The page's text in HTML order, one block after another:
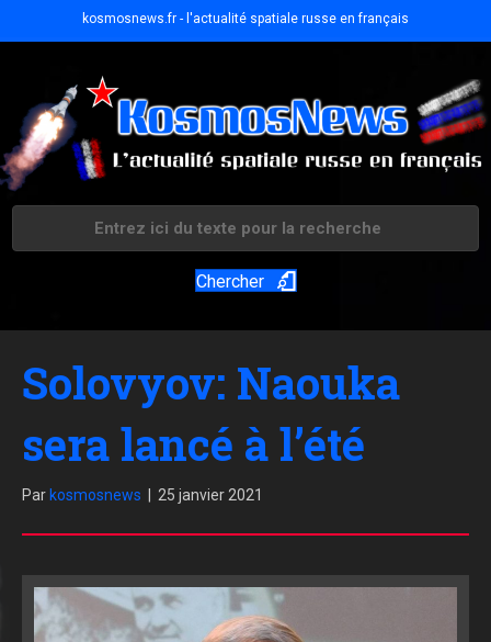
kosmosnews.fr - l'actualité spatiale russe en français
Chercher
Solovyov: Naouka
sera lancé à l’été
Par kosmosnews 25 janvier 2021